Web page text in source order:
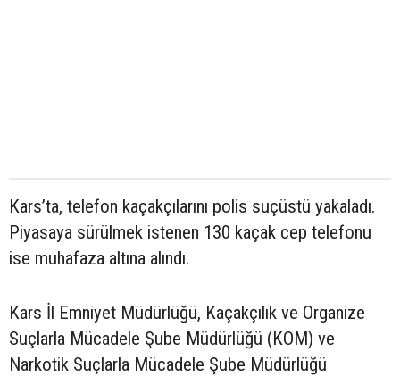
Kars’ta, telefon kaçakçılarını polis suçüstü yakaladı.
Piyasaya sürülmek istenen 130 kaçak cep telefonu
ise muhafaza altına alındı.
Kars İl Emniyet Müdürlüğü, Kaçakçılık ve Organize
Suçlarla Mücadele Şube Müdürlüğü (KOM) ve
Narkotik Suçlarla Mücadele Şube Müdürlüğü